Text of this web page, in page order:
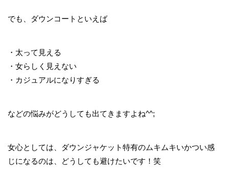
でも、ダウンコートといえば
・太って見える
・女らしく見えない
・カジュアルになりすぎる
などの悩みがどうしても出てきますよね^^;
女心としては、ダウンジャケット特有のムキムキいかつい感
じになるのは、どうしても避けたいです！笑